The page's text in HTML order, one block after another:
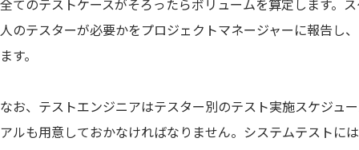
全てのテストケースがそろったらボリュームを算定します。
人のテスターが必要かをプロジェクトマネージャーに報告し
ます。
なお、テストエンジニアはテスター別のテスト実施スケジュ
アルも用意しておかなければなりません。システムテストに